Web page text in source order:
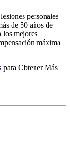
personales
de 50 años de
los mejores
máxima
para Obtener Más